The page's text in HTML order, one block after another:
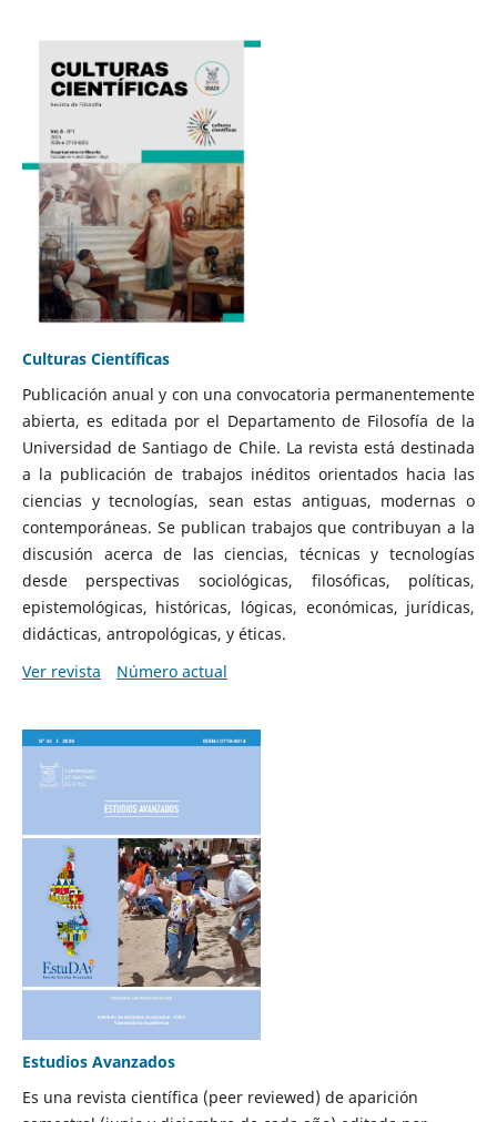
Culturas Científicas
Publicación anual y con una convocatoria permanentemente
abierta, es editada por el Departamento de Filosofía de la
Universidad de Santiago de Chile. La revista está destinada
a la publicación de trabajos inéditos orientados hacia las
ciencias y tecnologías, sean estas antiguas, modernas o
contemporáneas. Se publican trabajos que contribuyan a la
discusión acerca de las ciencias, técnicas y tecnologías
desde perspectivas sociológicas, filosóficas, políticas,
epistemológicas, históricas, lógicas, económicas, jurídicas,
didácticas, antropológicas, y éticas.
Ver revista
Número actual
Estudios Avanzados
Es una revista científica (peer reviewed) de aparición